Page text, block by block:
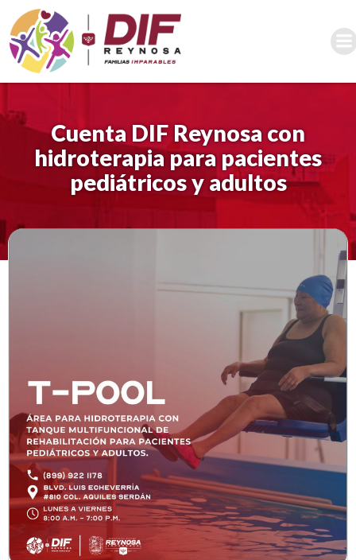
al
contenido
Cuenta DIF Reynosa con
hidroterapia para pacientes
pediátricos y adultos